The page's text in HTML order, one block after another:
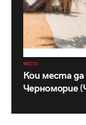
МЕСТА
Кои места
Черноморие